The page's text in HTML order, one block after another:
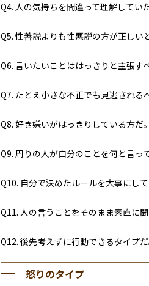
Q4. 人の気持ちを間違って理解してい
Q5. 性善説よりも性悪説の方が正しい
Q6. 言いたいことははっきりと主張す
Q7. たとえ小さな不正でも見逃される
Q8. 好き嫌いがはっきりしている方だ。
Q9. 周りの人が自分のことを何と言っ
Q10. 自分で決めたルールを大事にし
Q11. 人の言うことをそのまま素直に聞
Q12. 後先考えずに行動できるタイプだ
怒りのタイプ